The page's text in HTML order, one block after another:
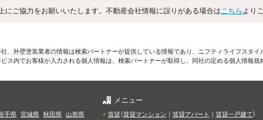
にご協力をお願いいたします。不動産会社情報に誤りがある場合はこちら より
、外壁塗装業者の情報は検索パートナーが提供している情報であり、ニフティライフスタ
ス内でお客様が入力される個人情報は、検索パートナーが取得し、同社の定める個人情報規
手県 宮城県 秋田県
山形県
メニュー
賃貸（賃貸マンション ｜ 賃貸アパート ｜ 賃貸一戸建て）